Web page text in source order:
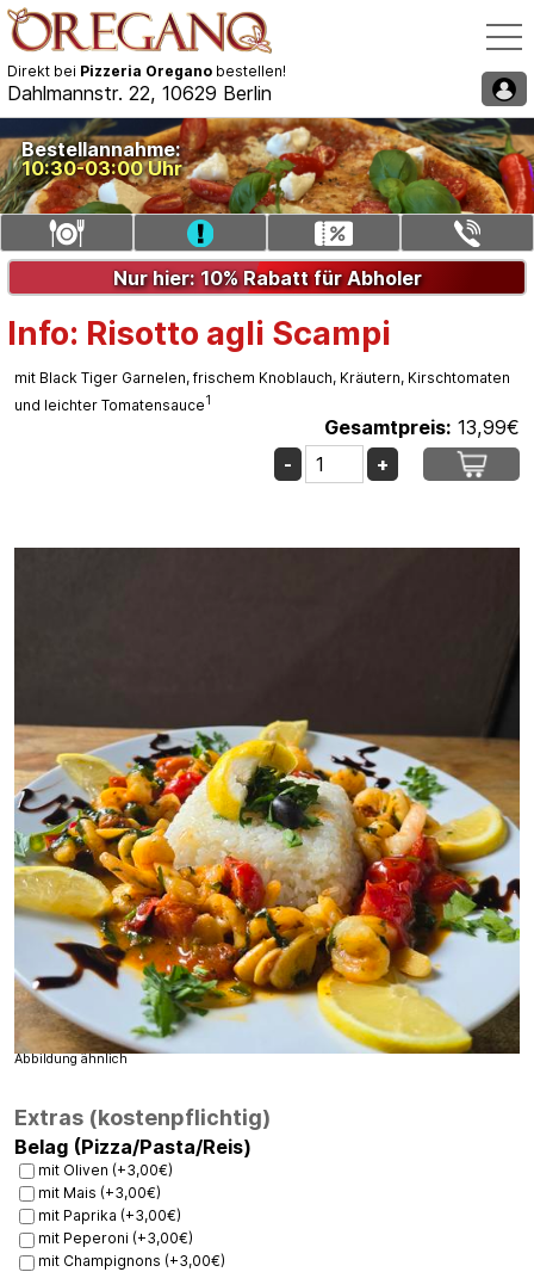
Direkt bei Pizzeria Oregano bestellen!
Dahlmannstr. 22, 10629 Berlin
Speisekarte / Bestellen
Liefergebiet auswählen
Gutschein eingeben
Telefon: 030/35521340
Bestellannahme:
10:30-03:00 Uhr
Nur hier: 10% Rabatt für Abholer
Info: Risotto agli Scampi
mit Black Tiger Garnelen, frischem Knoblauch, Kräutern, Kirschtomaten
und leichter Tomatensauce1
Gesamtpreis: 13,99€
Abbildung ähnlich
Extras (kostenpflichtig)
Belag (Pizza/Pasta/Reis)
mit Oliven (+3,00€)
mit Mais (+3,00€)
mit Paprika (+3,00€)
mit Peperoni (+3,00€)
mit Champignons (+3,00€)